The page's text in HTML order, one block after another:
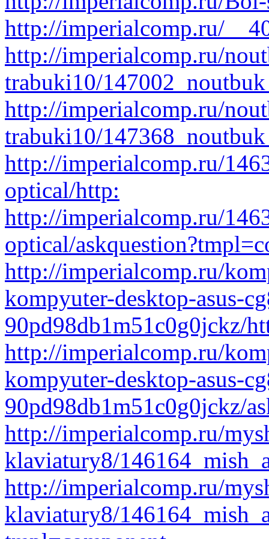
http://imperialcomp.ru/
http://imperialcomp.ru/
trabuki10/
http://imperialcomp.ru/
trabuki10/
http://imperialcomp.ru/
optical/http:
http://imperialcomp.ru/
optical/
http://imperialcomp.ru/
kompyuter-desktop-asus-
90pd98db1m51c0g0jckz/
http://imperialcomp.ru/
kompyuter-desktop-asus-
90pd98db1m51c0g0jckz/
http://imperialcomp.ru/
klaviatury8/
http://imperialcomp.ru/
klaviatury8/